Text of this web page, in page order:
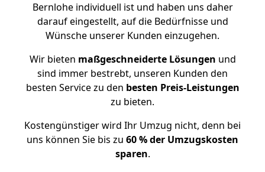
Bernlohe individuell ist und haben uns daher
darauf eingestellt, auf die Bedürfnisse und
Wünsche unserer Kunden einzugehen.
Wir bieten maßgeschneiderte Lösungen und
sind immer bestrebt, unseren Kunden den
besten Service zu den besten Preis-Leistungen
zu bieten.
Kostengünstiger wird Ihr Umzug nicht, denn bei
uns können Sie bis zu 60 % der Umzugskosten
sparen.